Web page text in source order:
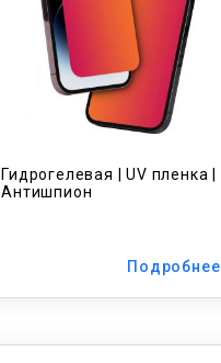
Гидрогелевая | UV пленка |
Антишпион
Подробнее